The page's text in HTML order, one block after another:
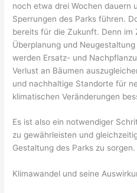
noch etwa drei Wochen dauern
Sperrungen des Parks führen.
bereits für die Zukunft. Denn im
Überplanung und
werden Ersatz- und
Verlust an Bäumen
und nachhaltige Standorte für
klimatischen Veränderungen
Es ist also ein notwendiger
zu gewährleisten und
Gestaltung des Parks zu sorgen.
Klimawandel und seine